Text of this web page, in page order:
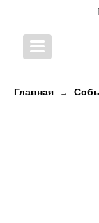
Главная →